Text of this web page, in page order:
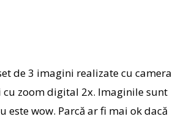
de 3 imagini realizate cu camera
zoom digital 2x. Imaginile sunt
este wow. Parcă ar fi mai ok dacă